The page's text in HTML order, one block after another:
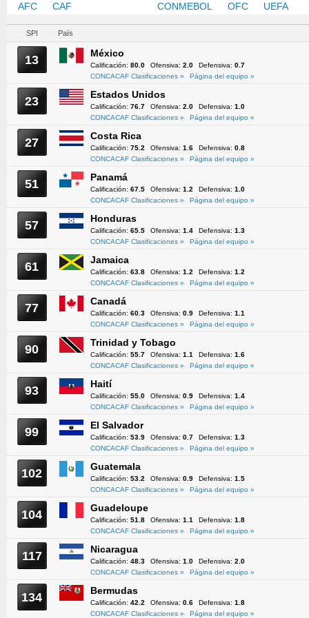
AFC CAF CONMEBOL OFC UEFA
SPI País
13 México
Calificación: 80.0 Ofensiva: 2.0 Defensiva: 0.7
CONCACAF Clasificaciones »
Página del equipo »
23 Estados Unidos
Calificación: 76.7 Ofensiva: 2.0 Defensiva: 1.0
CONCACAF Clasificaciones »
Página del equipo »
27 Costa Rica
Calificación: 75.2 Ofensiva: 1.6 Defensiva: 0.8
CONCACAF Clasificaciones »
Página del equipo »
51 Panamá
Calificación: 67.5 Ofensiva: 1.2 Defensiva: 1.0
CONCACAF Clasificaciones »
Página del equipo »
57 Honduras
Calificación: 65.5 Ofensiva: 1.4 Defensiva: 1.3
CONCACAF Clasificaciones »
Página del equipo »
61 Jamaica
Calificación: 63.8 Ofensiva: 1.2 Defensiva: 1.2
CONCACAF Clasificaciones »
Página del equipo »
77 Canadá
Calificación: 60.3 Ofensiva: 0.9 Defensiva: 1.1
CONCACAF Clasificaciones »
Página del equipo »
90 Trinidad y Tobago
Calificación: 55.7 Ofensiva: 1.1 Defensiva: 1.6
CONCACAF Clasificaciones »
Página del equipo »
93 Haití
Calificación: 55.0 Ofensiva: 0.9 Defensiva: 1.4
CONCACAF Clasificaciones »
Página del equipo »
99 El Salvador
Calificación: 53.9 Ofensiva: 0.7 Defensiva: 1.3
CONCACAF Clasificaciones »
Página del equipo »
102 Guatemala
Calificación: 53.2 Ofensiva: 0.9 Defensiva: 1.5
CONCACAF Clasificaciones »
Página del equipo »
104 Guadeloupe
Calificación: 51.8 Ofensiva: 1.1 Defensiva: 1.8
CONCACAF Clasificaciones »
Página del equipo »
117 Nicaragua
Calificación: 48.3 Ofensiva: 1.0 Defensiva: 2.0
CONCACAF Clasificaciones »
Página del equipo »
134 Bermudas
Calificación: 42.2 Ofensiva: 0.6 Defensiva: 1.8
CONCACAF Clasificaciones »
Página del equipo »